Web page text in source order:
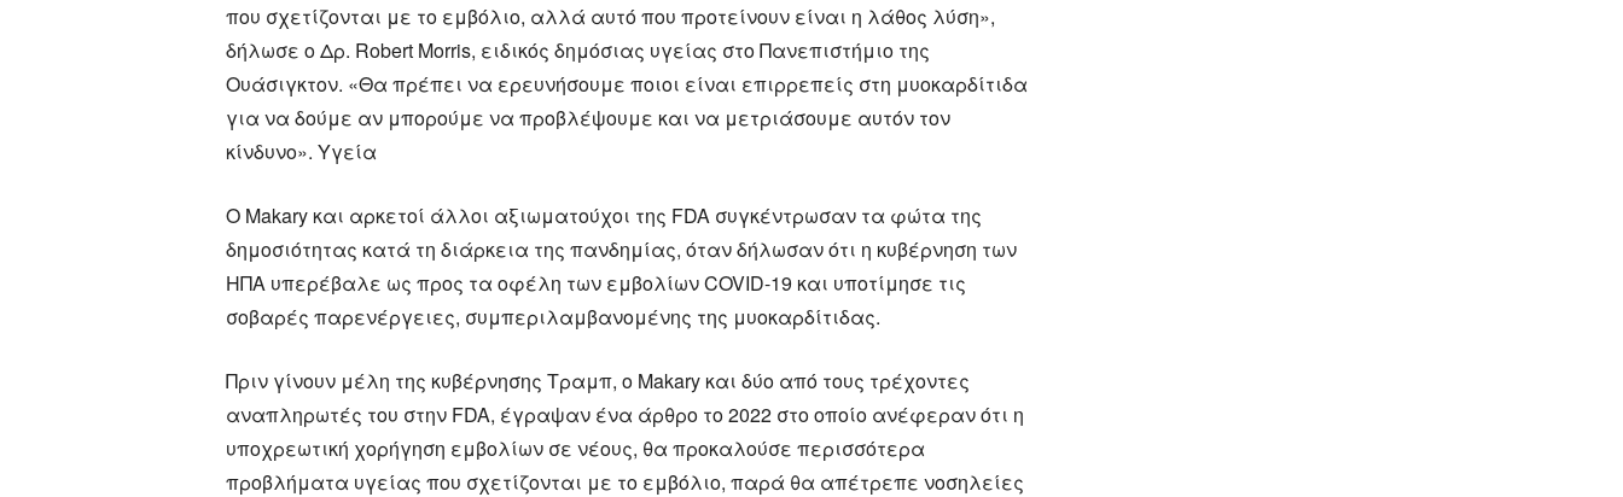
που σχετίζονται με το εμβόλιο, αλλά αυτό που προτείνουν είναι η λάθος λύση»,
δήλωσε ο Δρ. Robert Morris, ειδικός δημόσιας υγείας στο Πανεπιστήμιο της
Ουάσιγκτον. «Θα πρέπει να ερευνήσουμε ποιοι είναι επιρρεπείς στη μυοκαρδίτιδα
για να δούμε αν μπορούμε να προβλέψουμε και να μετριάσουμε αυτόν τον
κίνδυνο». Υγεία
Ο Makary και αρκετοί άλλοι αξιωματούχοι της FDA συγκέντρωσαν τα φώτα της
δημοσιότητας κατά τη διάρκεια της πανδημίας, όταν δήλωσαν ότι η κυβέρνηση των
ΗΠΑ υπερέβαλε ως προς τα οφέλη των εμβολίων COVID-19 και υποτίμησε τις
σοβαρές παρενέργειες, συμπεριλαμβανομένης της μυοκαρδίτιδας.
Πριν γίνουν μέλη της κυβέρνησης Τραμπ, ο Makary και δύο από τους τρέχοντες
αναπληρωτές του στην FDA, έγραψαν ένα άρθρο το 2022 στο οποίο ανέφεραν ότι η
υποχρεωτική χορήγηση εμβολίων σε νέους, θα προκαλούσε περισσότερα
προβλήματα υγείας που σχετίζονται με το εμβόλιο, παρά θα απέτρεπε νοσηλείες